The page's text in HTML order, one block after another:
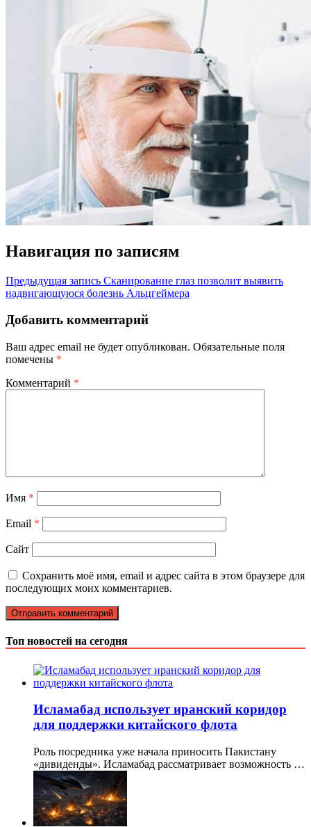
Навигация по записям
Предыдущая запись Сканирование глаз позволит выявить
надвигающуюся болезнь Альцгеймера
Добавить комментарий
Ваш адрес email не будет опубликован. Обязательные поля
помечены *
Комментарий *
Имя *
Email *
Сайт
Сохранить моё имя, email и адрес сайта в этом браузере для
последующих моих комментариев.
Топ новостей на сегодня
Исламабад использует иранский коридор
для поддержки китайского флота
Роль посредника уже начала приносить Пакистану
«дивиденды». Исламабад рассматривает возможность …